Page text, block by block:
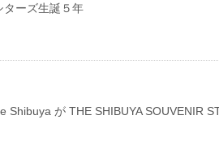
ターズ生誕５年
Shibuya が THE SHIBUYA SOUVENIR